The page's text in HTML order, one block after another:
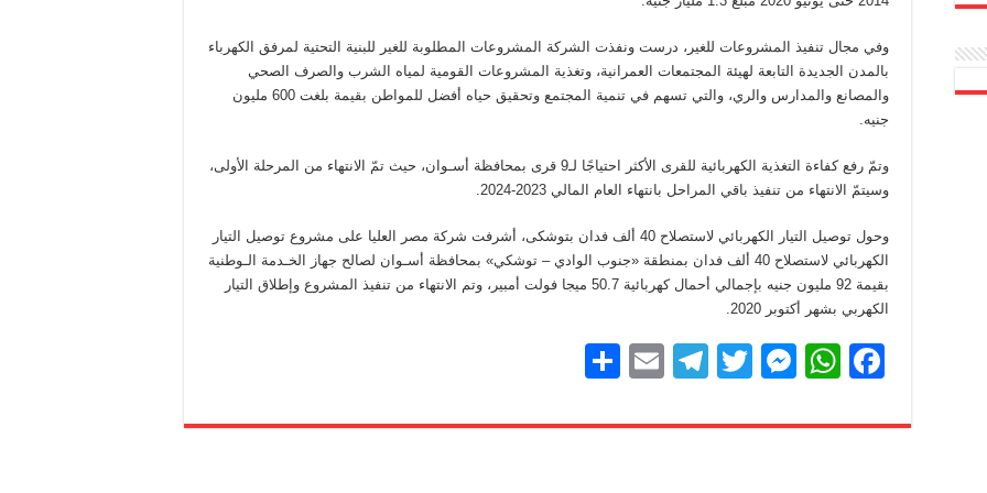
وفي مجال تنفيذ المشروعات للغير، درست ونفذت الشركة المشروعات المطلوبة للغير للبنية التحتية لمرفق الكهرباء
بالمدن الجديدة التابعة لهيئة المجتمعات العمرانية، وتغذية المشروعات القومية لمياه الشرب والصرف الصحي
والمصانع والمدارس والري، والتي تسهم في تنمية المجتمع وتحقيق حياه أفضل للمواطن بقيمة بلغت 600 مليون
جنيه.
وتمّ رفع كفاءة التغذية الكهربائية للقرى الأكثر احتياجًا لـ9 قرى بمحافظة أسـوان، حيث تمّ الانتهاء من المرحلة الأولى،
وسيتمّ الانتهاء من تنفيذ باقي المراحل بانتهاء العام المالي 2023-2024.
وحول توصيل التيار الكهربائي لاستصلاح 40 ألف فدان بتوشكى، أشرفت شركة مصر العليا على مشروع توصيل التيار
الكهربائي لاستصلاح 40 ألف فدان بمنطقة «جنوب الوادي – توشكي» بمحافظة أسـوان لصالح جهاز الخـدمة الـوطنية
بقيمة 92 مليون جنيه بإجمالي أحمال كهربائية 50.7 ميجا فولت أمبير، وتم الانتهاء من تنفيذ المشروع وإطلاق التيار
الكهربي بشهر أكتوبر 2020.
F
c
W
at
M
ss
T
tt
T
e
E
ail
ar